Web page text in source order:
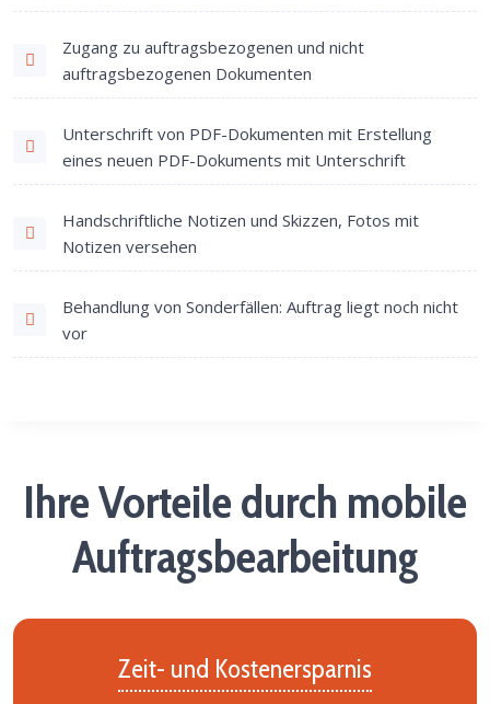
Zugang zu auftragsbezogenen und nicht
auftragsbezogenen Dokumenten
Unterschrift von PDF-Dokumenten mit Erstellung
eines neuen PDF-Dokuments mit Unterschrift
Handschriftliche Notizen und Skizzen, Fotos mit
Notizen versehen
Behandlung von Sonderfällen: Auftrag liegt noch nicht
vor
Ihre Vorteile durch mobile
Auftragsbearbeitung
Zeit- und Kostenersparnis